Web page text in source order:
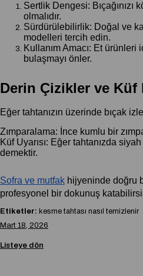
Sertlik Dengesi:
olmalıdır.
Sürdürülebilirlik: Doğal ve
modelleri tercih edin.
Kullanım Amacı: Et
bulaşmayı önler.
Derin Çizikler ve Küf
Eğer tahtanızın üzerinde bıçak
Zımparalama: İnce kumlu bir
Küf Uyarısı: Eğer tahtanızda
demektir.
Sofra ve mutfak hijyeninde doğru
profesyonel bir dokunuş
Etiketler: kesme tahtası nasıl temizlenir
Mart 18, 2026
Listeye dön